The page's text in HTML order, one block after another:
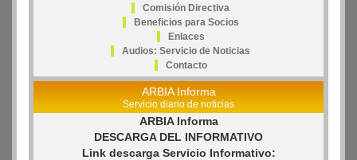
Comisión Directiva
Beneficios para Socios
Enlaces
Audios: Servicio de Noticias
Contacto
ARBIA Informa
Servicio diario de noticias
ARBIA Informa
DESCARGA DEL INFORMATIVO
Link descarga Servicio Informativo: